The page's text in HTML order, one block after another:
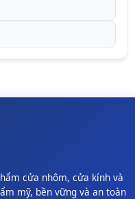
cửa nhôm, cửa kính và
mỹ, bền vững và an toàn